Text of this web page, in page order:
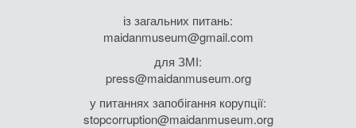
із загальних питань:
maidanmuseum@gmail.com
для ЗМІ:
press@maidanmuseum.org
у питаннях запобігання корупції:
stopcorruption@maidanmuseum.org